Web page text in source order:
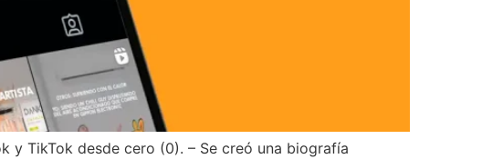
y TikTok desde cero (0). – Se creó una biografía